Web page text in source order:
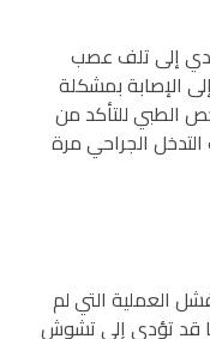
إلى تلف عصب
الإصابة بمشكلة
الطبي للتأكد من
الجراحي مرة
العملية التي لم
قد تؤدي إلى تشوش